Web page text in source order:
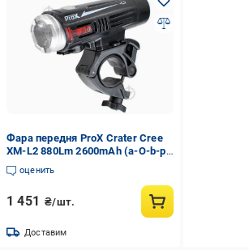
Фара передня ProX Crater Cree
XM-L2 880Lm 2600mAh (a-O-b-p-
0348)
оценить
1 451 ₴/шт.
Доставим